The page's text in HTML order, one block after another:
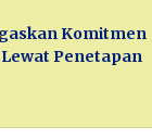
Komitmen
Penetapan